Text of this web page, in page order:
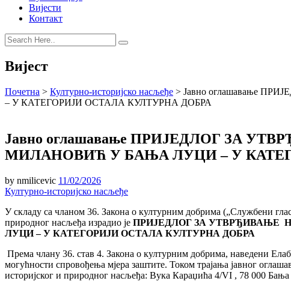
Вијести
Контакт
Вијест
Почетна > Културно-историјско насљеђе > Јавно оглашавање
– У КАТЕГОРИЈИ ОСТАЛА КУЛТУРНА ДОБРА
Јавно оглашавање ПРИЈЕДЛОГ ЗА
МИЛАНОВИЋ У БАЊА ЛУЦИ – У
by nmilicevic 11/02/2026
Културно-историјско насљеђе
У складу са чланом 36. Закона о културним добрима („Службени
природног насљеђа израдио је ПРИЈЕДЛОГ ЗА УТВРЂИВАЊЕ
ЛУЦИ – У КАТЕГОРИЈИ ОСТАЛА КУЛТУРНА ДОБРА
Према члану 36. став 4. Закона о културним добрима, наведени
могућности спровођења мјера заштите. Током трајања јавног
историјског и природног насљеђа: Вука Караџића 4/VI , 78 000